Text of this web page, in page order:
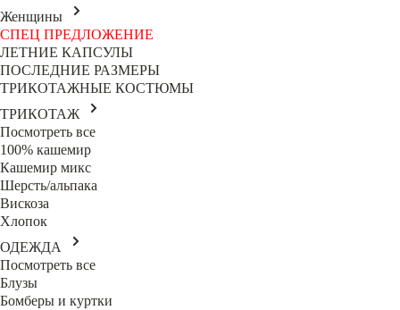
Женщины
СПЕЦ ПРЕДЛОЖЕНИЕ
ЛЕТНИЕ КАПСУЛЫ
ПОСЛЕДНИЕ РАЗМЕРЫ
ТРИКОТАЖНЫЕ КОСТЮМЫ
ТРИКОТАЖ
Посмотреть все
100% кашемир
Кашемир микс
Шерсть/альпака
Вискоза
Хлопок
ОДЕЖДА
Посмотреть все
Блузы
Бомберы и куртки